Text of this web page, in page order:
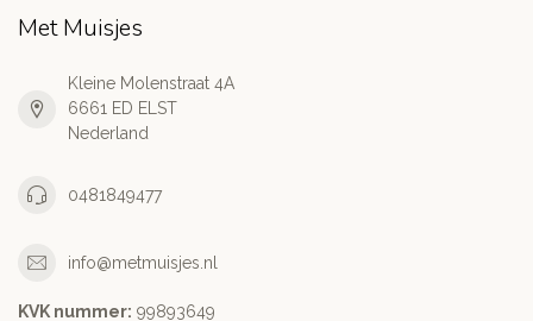
Met Muisjes
Kleine Molenstraat 4A
6661 ED ELST
Nederland
0481849477
info@metmuisjes.nl
KVK nummer: 99893649